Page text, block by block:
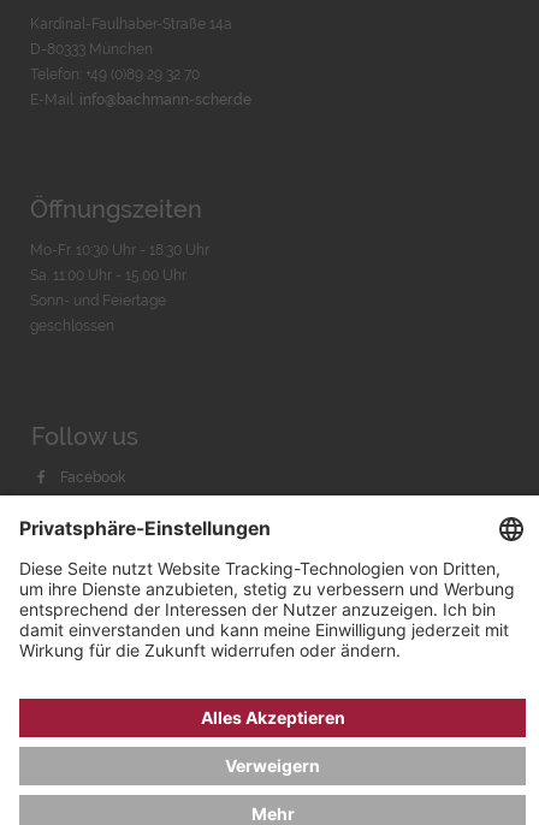
Kardinal-Faulhaber-Straße 14a
D-80333 München
Telefon: +49 (0)89 29 32 70
E-Mail: info@bachmann-scher.de
Öffnungszeiten
Mo-Fr. 10:30 Uhr - 18:30 Uhr
Sa. 11:00 Uhr - 15.00 Uhr
Sonn- und Feiertage
geschlossen
Follow us
Facebook
Youtube
Bachmann & Scher GmbH / Watchandco GmbH
IMPRESSUM
AGB & WIDERRUF
COOKIE-EINSTELLUNGEN